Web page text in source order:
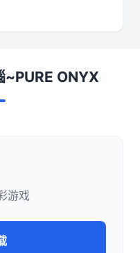
~PURE ONYX
游戏